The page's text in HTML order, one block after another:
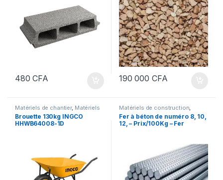
480CFA 190 000 CFA
Matériels de chantier, Matériels
de construction
Brouette 130kg INGCO
HHWB64008-1D
Matériels de construction
Produits de gros œuvre
Fer à béton de numéro 8, 10,
12, – Prix/100Kg – Fer